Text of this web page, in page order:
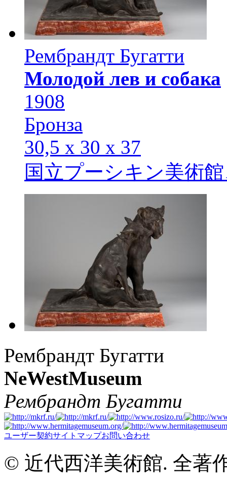
Рембрандт Бугатти
Молодой лев и собака
1908
Бронза
30,5 х 30 х 37
国立プーシキン美術
Рембрандт Бугатти
NeWestMuseum
Рембрандт Бугатти
ユーザー契約サイトマップお問い合わせ
© 近代西洋美術館. 全著